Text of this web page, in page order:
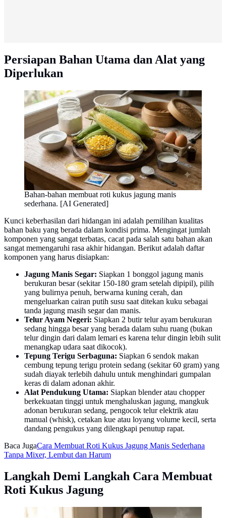
Persiapan Bahan Utama dan Alat yang
Diperlukan
Bahan-bahan membuat roti kukus jagung manis
sederhana. [AI Generated]
Kunci keberhasilan dari hidangan ini adalah pemilihan kualitas
bahan baku yang berada dalam kondisi prima. Mengingat jumlah
komponen yang sangat terbatas, cacat pada salah satu bahan akan
sangat memengaruhi rasa akhir hidangan. Berikut adalah daftar
komponen yang harus disiapkan:
Jagung Manis Segar: Siapkan 1 bonggol jagung manis
berukuran besar (sekitar 150-180 gram setelah dipipil), pilih
yang bulirnya penuh, berwarna kuning cerah, dan
mengeluarkan cairan putih susu saat ditekan kuku sebagai
tanda jagung masih segar dan manis.
Telur Ayam Negeri: Siapkan 2 butir telur ayam berukuran
sedang hingga besar yang berada dalam suhu ruang (bukan
telur dingin dari dalam lemari es karena telur dingin lebih sulit
menangkap udara saat dikocok).
Tepung Terigu Serbaguna: Siapkan 6 sendok makan
cembung tepung terigu protein sedang (sekitar 60 gram) yang
sudah diayak terlebih dahulu untuk menghindari gumpalan
keras di dalam adonan akhir.
Alat Pendukung Utama: Siapkan blender atau chopper
berkekuatan tinggi untuk menghaluskan jagung, mangkuk
adonan berukuran sedang, pengocok telur elektrik atau
manual (whisk), cetakan kue atau loyang volume kecil, serta
dandang pengukus yang dilengkapi penutup rapat.
Baca JugaCara Membuat Roti Kukus Jagung Manis Sederhana
Tanpa Mixer, Lembut dan Harum
Langkah Demi Langkah Cara Membuat
Roti Kukus Jagung